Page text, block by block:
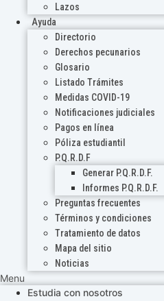
Lazos
Ayuda
Directorio
Derechos pecunarios
Glosario
Listado Trámites
Medidas COVID-19
Notificaciones judiciales
Pagos en línea
Póliza estudiantil
P.Q.R.D.F
Generar P.Q.R.D.F.
Informes P.Q.R.D.F.
Preguntas frecuentes
Términos y condiciones
Tratamiento de datos
Mapa del sitio
Noticias
Menu
Estudia con nosotros